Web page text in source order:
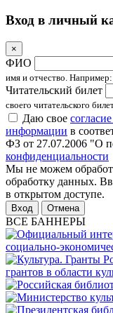
Вход в личный
×
ФИО
имя и отчество.
Читательский билет
своего читательского
Даю свое
информации в
ФЗ от 27.07.2006 "О
конфиденциальности
Мы не можем
обработку данных.
в открытом доступе.
Отмена
ВСЕ БАННЕРЫ